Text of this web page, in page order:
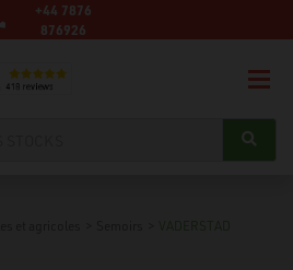
+44 7876
876926
VADERSTAD